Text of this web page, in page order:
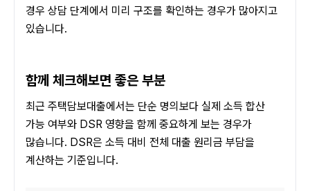
경우 상담 단계에서 미리 구조를 확인하는 경우가 많아지고
있습니다.
함께 체크해보면 좋은 부분
최근 주택담보대출에서는 단순 명의보다 실제 소득 합산
가능 여부와 DSR 영향을 함께 중요하게 보는 경우가
많습니다. DSR은 소득 대비 전체 대출 원리금 부담을
계산하는 기준입니다.